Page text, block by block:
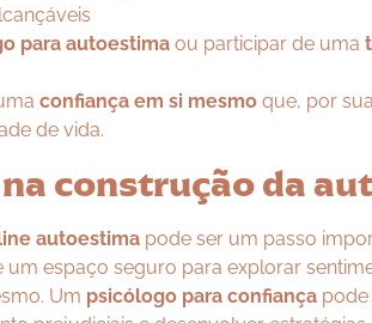
para autoestima ou participar de uma
confiança em si mesmo que, por
de vida.
construção da
autoestima pode ser um passo
espaço seguro para explorar
Um psicólogo para confiança